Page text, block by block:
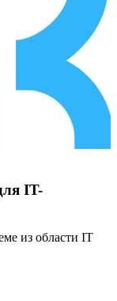
IT-
из области IT